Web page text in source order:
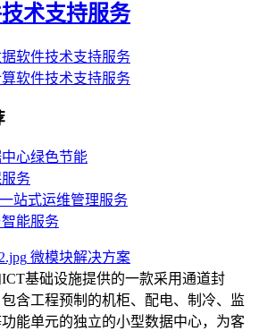
术支持服务
软件技术支持服务
软件技术支持服务
心绿色节能
务
站式运维管理服务
能服务
微模块解决方案
基础设施提供的一款采用通道封
含工程预制的机柜、配电、制冷、监
能单元的独立的小型数据中心，为客